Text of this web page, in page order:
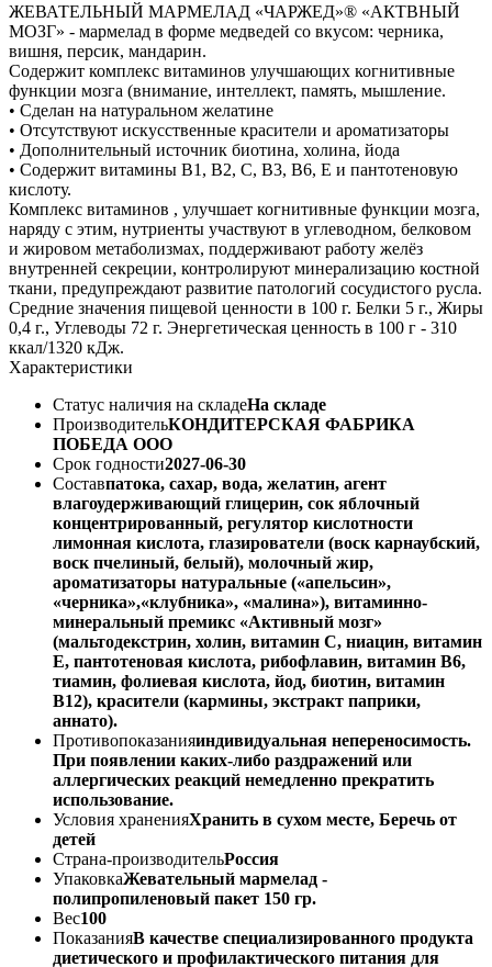
ЖЕВАТЕЛЬНЫЙ МАРМЕЛАД «ЧАРЖЕД»® «АКТВНЫЙ
МОЗГ» - мармелад в форме медведей со вкусом: черника,
вишня, персик, мандарин.
Содержит комплекс витаминов улучшающих когнитивные
функции мозга (внимание, интеллект, память, мышление.
• Сделан на натуральном желатине
• Отсутствуют искусственные красители и ароматизаторы
• Дополнительный источник биотина, холина, йода
• Содержит витамины В1, В2, С, В3, В6, Е и пантотеновую
кислоту.
Комплекс витаминов , улучшает когнитивные функции мозга,
наряду с этим, нутриенты участвуют в углеводном, белковом
и жировом метаболизмах, поддерживают работу желёз
внутренней секреции, контролируют минерализацию костной
ткани, предупреждают развитие патологий сосудистого русла.
Средние значения пищевой ценности в 100 г. Белки 5 г., Жиры
0,4 г., Углеводы 72 г. Энергетическая ценность в 100 г - 310
ккал/1320 кДж.
Характеристики
Статус наличия на складеНа складе
ПроизводительКОНДИТЕРСКАЯ ФАБРИКА
ПОБЕДА ООО
Срок годности2027-06-30
Составпатока, сахар, вода, желатин, агент
влагоудерживающий глицерин, сок яблочный
концентрированный, регулятор кислотности
лимонная кислота, глазирователи (воск карнаубский,
воск пчелиный, белый), молочный жир,
ароматизаторы натуральные («апельсин»,
«черника»,«клубника», «малина»), витаминно-
минеральный премикс «Активный мозг»
(мальтодекстрин, холин, витамин С, ниацин, витамин
Е, пантотеновая кислота, рибофлавин, витамин В6,
тиамин, фолиевая кислота, йод, биотин, витамин
В12), красители (кармины, экстракт паприки,
аннато).
Противопоказанияиндивидуальная непереносимость.
При появлении каких-либо раздражений или
аллергических реакций немедленно прекратить
использование.
Условия храненияХранить в сухом месте, Беречь от
детей
Страна-производительРоссия
УпаковкаЖевательный мармелад -
полипропиленовый пакет 150 гр.
Вес100
ПоказанияВ качестве специализированного продукта
диетического и профилактического питания для